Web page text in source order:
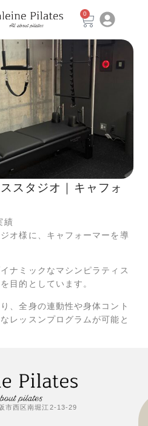
0
スタジオ｜キャフォ
績
オ様に、キャフォーマーを導
ナミックなマシンピラティス
目的としています。
、全身の連動性や身体コント
レッスンプログラムが可能と
市西区南堀江2-13-29